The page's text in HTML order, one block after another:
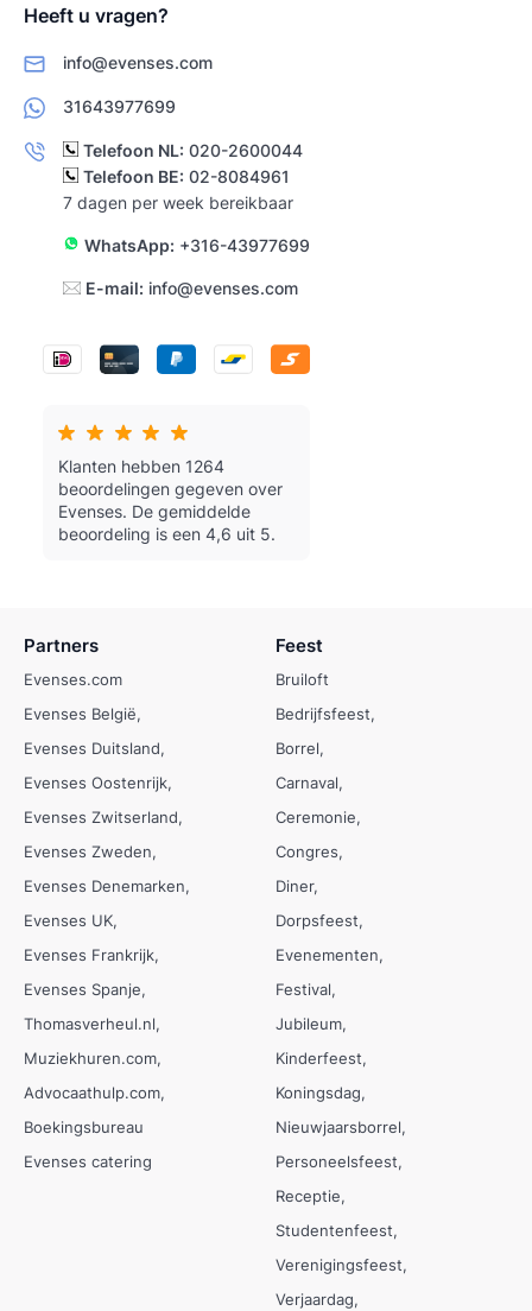
Heeft u vragen?
info@evenses.com
31643977699
Telefoon NL: 020-2600044
Telefoon BE: 02-8084961
7 dagen per week bereikbaar
WhatsApp: +316-43977699
E-mail: info@evenses.com
Klanten hebben 1264
beoordelingen gegeven over
Evenses. De gemiddelde
beoordeling is een 4,6 uit 5.
Partners
Evenses.com
Evenses België
Evenses Duitsland
Evenses Oostenrijk
Evenses Zwitserland
Evenses Zweden
Evenses Denemarken
Evenses UK
Evenses Frankrijk
Evenses Spanje
Thomasverheul.nl
Muziekhuren.com
Advocaathulp.com
Boekingsbureau
Evenses catering
Feest
Bruiloft
Bedrijfsfeest
Borrel
Carnaval
Ceremonie
Congres
Diner
Dorpsfeest
Evenementen
Festival
Jubileum
Kinderfeest
Koningsdag
Nieuwjaarsborrel
Personeelsfeest
Receptie
Studentenfeest
Verenigingsfeest
Verjaardag